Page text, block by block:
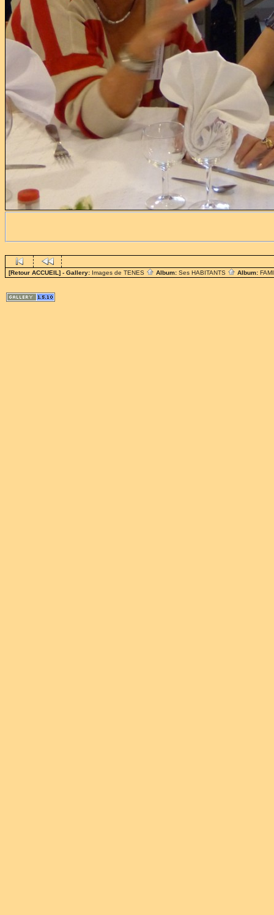
[Retour ACCUEIL] - Gallery: Images de TENES Album: Ses HABITANTS Album: